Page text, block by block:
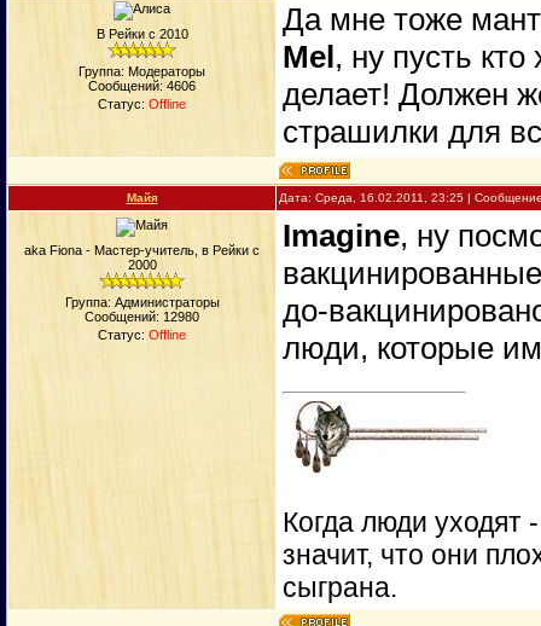
В Рейки с 2010
Группа: Модераторы
Сообщений: 4606
Статус: Offline
Да мне тоже
Mel, ну пусть кто
делает! Должен
страшилки для
Майя Дата: Среда, 16.02.2011, 23:25 |
aka Fiona - Мастер-учитель, в Рейки с
2000
Группа: Администраторы
Сообщений: 12980
Статус: Offline
Imagine, ну
до-
люди, которые
Когда люди уходят
значит, что они
сыграна.